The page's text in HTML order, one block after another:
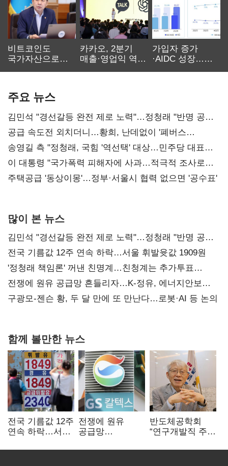
비트코인도
국가자산으로…'
카카오, 2분기
매출·영업익 역대
가입자 증가
·AIDC 성장…
주요 뉴스
김민석 "경선갈등 완전 제로 노력"…정청래 "반명 공세
사과부터"
공급 속도전 외치더니…황희, 난데없이 '폐버스
리모델링' 제안
송영길 측 "정청래, 국힘 '역선택' 대상…민주당 대표로
총선 지휘 못해"
이 대통령 "국가폭력 피해자에 사과…적극적 조사로
진실 밝혀야"
주택공급 '동상이몽'…정부·서울시 협력 없으면 '공수표'
많이 본 뉴스
김민석 "경선갈등 완전 제로 노력"…정청래 "반명 공세
사과부터"
전국 기름값 12주 연속 하락…서울 휘발윳값 1909원
'정청래 책임론' 꺼낸 친명계…친청계는 추가투표
때리기
전쟁에 원유 공급망 흔들리자…K-정유, 에너지안보
핵심으로 재부상
구광모-젠슨 황, 두 달 만에 또 만난다…로봇·AI 등 논의
함께 볼만한 뉴스
전국 기름값 12주
연속 하락…서울
전쟁에 원유
공급망
정유, 에너지안보
반도체공학회
“연구개발직 주
개선해야”